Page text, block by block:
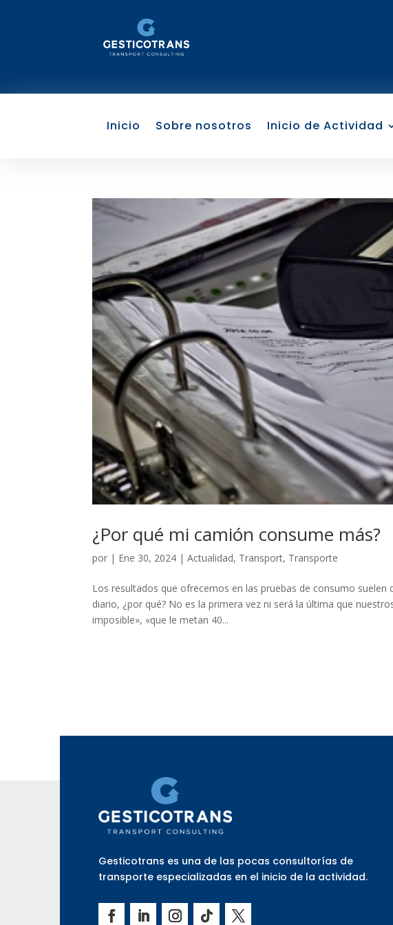
Inicio Sobre nosotros Inicio de Actividad
¿Por qué mi camión consume más?
por | Ene 30, 2024 |Actualidad, Transport, Transporte
Los resultados que ofrecemos en las pruebas de consumo
diario, ¿por qué? No es la primera vez ni será la última que
imposible», «que le metan 40...
Gesticotrans es una de las pocas consultorías de
transporte especializadas en el inicio de la actividad.